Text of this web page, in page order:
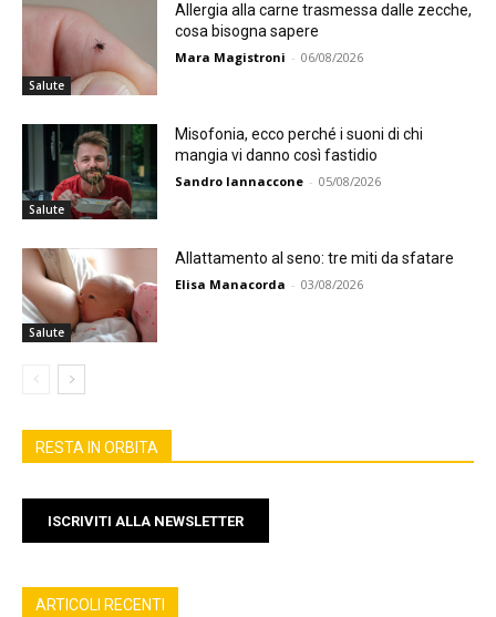
Salute
Allergia alla carne trasmessa dalle zecche,
cosa bisogna sapere
Mara Magistroni - 06/08/2026
Salute
Misofonia, ecco perché i suoni di chi
mangia vi danno così fastidio
Sandro Iannaccone - 05/08/2026
Salute
Allattamento al seno: tre miti da sfatare
Elisa Manacorda - 03/08/2026
RESTA IN ORBITA
ISCRIVITI ALLA NEWSLETTER
ARTICOLI RECENTI